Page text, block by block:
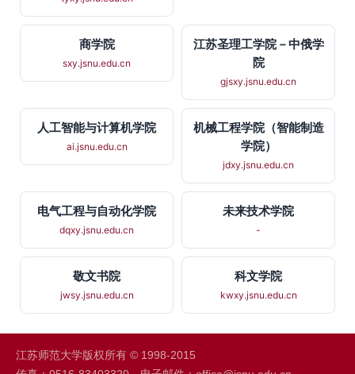
商学院
sxy.jsnu.edu.cn
江苏圣理工学院－中俄学
院
gjsxy.jsnu.edu.cn
人工智能与计算机学院
ai.jsnu.edu.cn
机械工程学院（智能制造
学院）
jdxy.jsnu.edu.cn
电气工程与自动化学院
dqxy.jsnu.edu.cn
未来技术学院
-
敬文书院
jwsy.jsnu.edu.cn
科文学院
kwxy.jsnu.edu.cn
江苏师范大学版权所有 © 1998-2015